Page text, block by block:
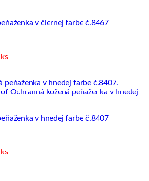
v čiernej farbe č.8467
v hnedej farbe č.8407